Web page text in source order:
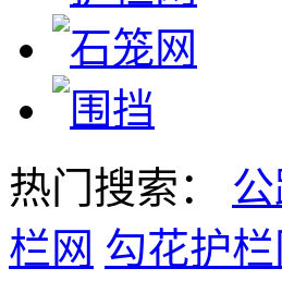
热门搜索：
栏网 勾花护栏